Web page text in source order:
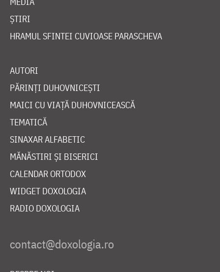
ȘTIRI
HRAMUL SFINTEI CUVIOASE PARASCHEVA
AUTORI
PĂRINȚI DUHOVNICEȘTI
MAICI CU VIAȚĂ DUHOVNICEASCĂ
TEMATICĂ
SINAXAR ALFABETIC
MĂNĂSTIRI ȘI BISERICI
CALENDAR ORTODOX
WIDGET DOXOLOGIA
RADIO DOXOLOGIA